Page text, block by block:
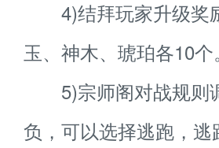
4)结拜玩家升级奖
玉、神木、琥珀各10个。
5)宗师阁对战规则
负，可以选择逃跑，